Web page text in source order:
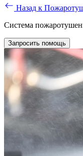
Назад к
Система
Запросить помощь